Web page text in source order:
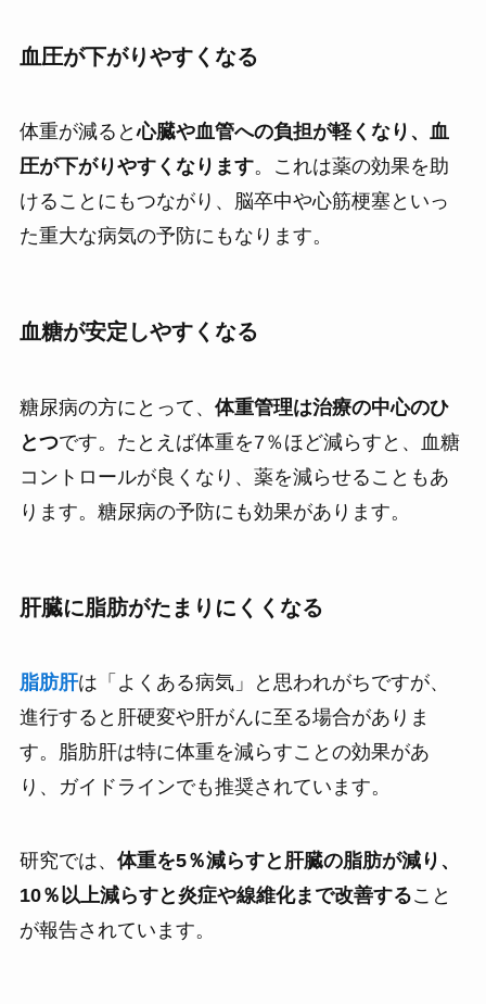
血圧が下がりやすくなる
体重が減ると心臓や血管への負担が軽くなり、血
圧が下がりやすくなります。これは薬の効果を助
けることにもつながり、脳卒中や心筋梗塞といっ
た重大な病気の予防にもなります。
血糖が安定しやすくなる
糖尿病の方にとって、 体重管理は治療の中心のひ
とつです。たとえば体重を7％ほど減らすと、血糖
コントロールが良くなり、薬を減らせることもあ
ります。糖尿病の予防にも効果があります。
肝臓に脂肪がたまりにくくなる
脂肪肝は「よくある病気」と思われがちですが、
進行すると肝硬変や肝がんに至る場合がありま
す。脂肪肝は特に体重を減らすことの効果があ
り、ガイドラインでも推奨されています。
研究では、 体重を5％減らすと肝臓の脂肪が減り、
10％以上減らすと炎症や線維化まで改善すること
が報告されています。